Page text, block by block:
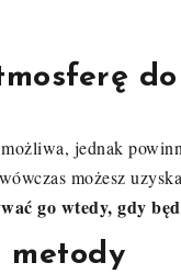
jednak
możesz
go wtedy, gdy
metody